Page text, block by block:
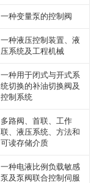
一种变量泵的控制阀
一种液压控制装置、液
压系统及工程机械
一种用于闭式与开式系
统切换的补油切换阀及
控制系统
多路阀、首联、工作
联、液压系统、方法和
可读存储介质
一种电液比例负载敏感
泵及泵阀联合控制伺服